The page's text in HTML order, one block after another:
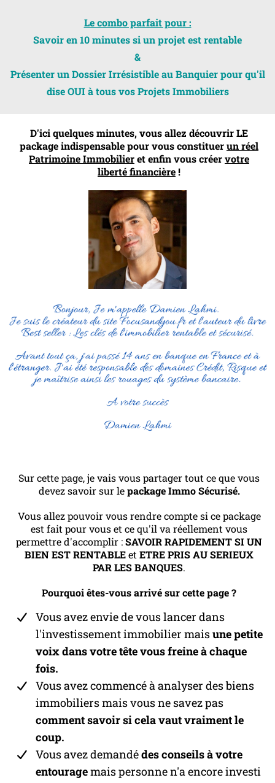
Le combo parfait pour :
Savoir en 10 minutes si un projet est rentable
&
Présenter un Dossier Irrésistible au Banquier pour qu'il
dise OUI à tous vos Projets Immobiliers
D'ici quelques minutes, vous allez découvrir LE
package indispensable pour vous constituerun réel
Patrimoine Immobilieret enfin vous créervotre
liberté financière !
Sur cette page, je vais vous partager tout ce que vous
devez savoir sur lepackage Immo Sécurisé.
Vous allez pouvoir vous rendre compte si ce package
est fait pour vous et ce qu'il va réellement vous
permettre d'accomplir :SAVOIR RAPIDEMENT SI UN
BIEN EST RENTABLEet ETRE PRIS AU SERIEUX
PAR LES BANQUES.
Pourquoi êtes-vous arrivé sur cette page ?
Vous avez envie de vous lancer dans
l'investissement immobilier maisune petite
voix dans votre tête vous freine à chaque
fois.
Vous avez commencé à analyser des biens
immobiliers mais vous ne savez pas
comment savoir si cela vaut vraiment le
coup.
Vous avez demandédes conseils à votre
entouragemais personne n'a encore investi